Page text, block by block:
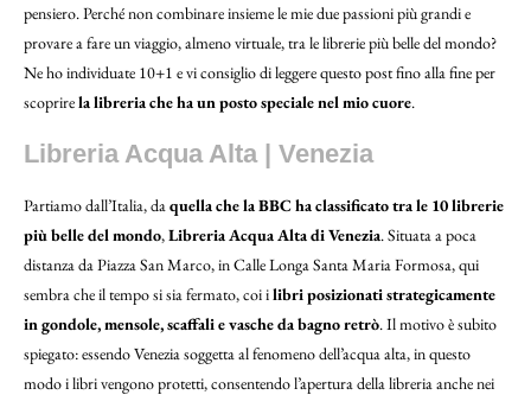
pensiero. Perché non combinare insieme le mie due passioni più grandi e
provare a fare un viaggio, almeno virtuale, tra le librerie più belle del mondo?
Ne ho individuate 10+1 e vi consiglio di leggere questo post fino alla fine per
scoprirela libreria che ha un posto speciale nel mio cuore.
Libreria Acqua Alta | Venezia
Partiamo dall’Italia, daquella che la BBC ha classificato tra le 10 librerie
più belle del mondo,Libreria Acqua Alta di Venezia. Situata a poca
distanza da Piazza San Marco, in Calle Longa Santa Maria Formosa, qui
sembra che il tempo si sia fermato, coi ilibri posizionati strategicamente
in gondole, mensole, scaffali e vasche da bagno retrò. Il motivo è subito
spiegato: essendo Venezia soggetta al fenomeno dell’acqua alta, in questo
modo i libri vengono protetti, consentendo l’apertura della libreria anche nei